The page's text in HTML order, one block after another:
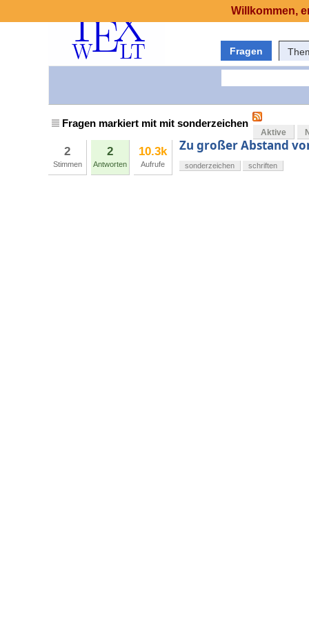
Fragen
Fragen markiert mit mit sonderzeichen
Aktive
2
Stimmen
2
Antworten
10.3k
Aufrufe
Zu großer Abstand
sonderzeichen schriften
Willkommen,